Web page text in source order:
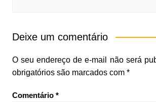
Deixe um comentário
O seu endereço de e-mail não será
obrigatórios são marcados com *
Comentário *